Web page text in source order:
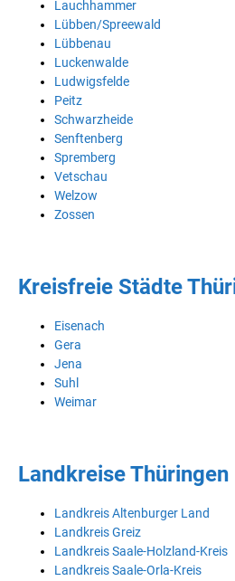
Lauchhammer
Lübben/Spreewald
Lübbenau
Luckenwalde
Ludwigsfelde
Peitz
Schwarzheide
Senftenberg
Spremberg
Vetschau
Welzow
Zossen
Kreisfreie Städte
Eisenach
Gera
Jena
Suhl
Weimar
Landkreise Thüringen
Landkreis Altenburger Land
Landkreis Greiz
Landkreis Saale-Holzland-Kreis
Landkreis Saale-Orla-Kreis